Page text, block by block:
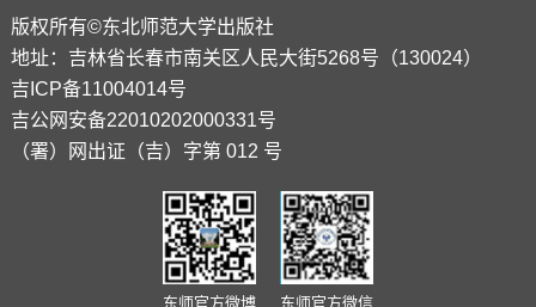
版权所有©东北师范大学出版社
地址：吉林省长春市南关区人民大街5268号（130024）
吉ICP备11004014号
吉公网安备22010202000331号
（署）网出证（吉）字第 012 号
东师官方微博 东师官方微信